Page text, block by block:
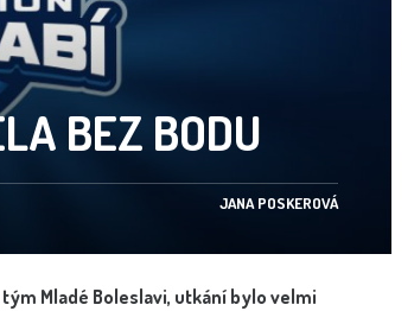
BEZ BODU
JANA POSKEROVÁ
Mladé Boleslavi, utkání bylo velmi